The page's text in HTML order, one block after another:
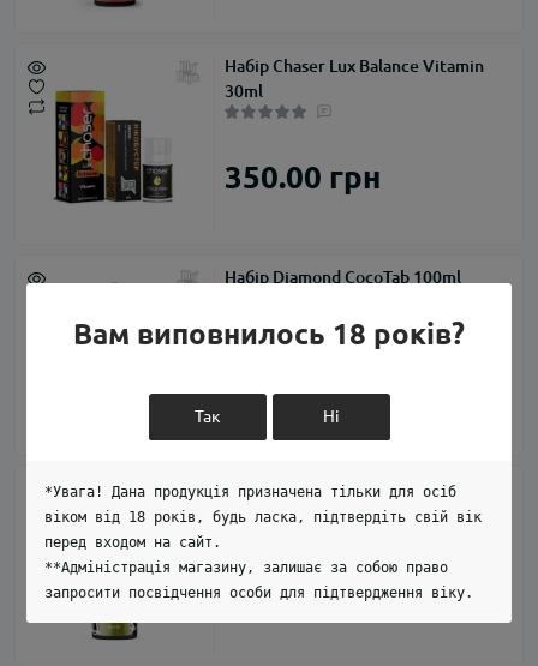
Набір Chaser Lux Balance Vitamin
30ml
350.00 грн
Набір Diamond CocoTab 100ml
Набір Diamond White 100ml
600.00 грн
Вам виповнилось 18 років?
Так Ні
*Увага! Дана продукція призначена тільки для осіб
віком від 18 років, будь ласка, підтвердіть свій вік
перед входом на сайт.
**Адміністрація магазину, залишає за собою право
запросити посвідчення особи для підтвердження віку.